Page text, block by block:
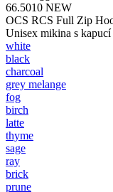
66.5010 NEW
OCS RCS Full Zip
Unisex mikina s
white
black
charcoal
grey melange
fog
birch
latte
thyme
sage
ray
brick
prune